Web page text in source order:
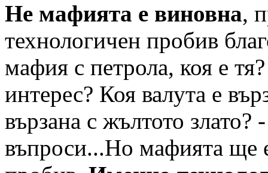
Не мафията е виновна,
технологичен пробив
мафия с петрола, коя е
интерес? Коя валута е
вързана с жълтото
въпроси...Но мафията ще